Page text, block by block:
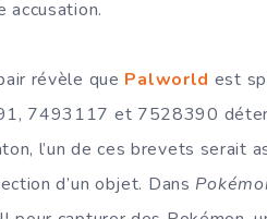
accusation.
révèle que Palworld est
7493117 et 7528390
l’un de ces brevets serait
d’un objet. Dans